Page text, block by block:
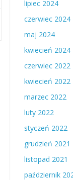
lipiec 2024
czerwiec 2024
maj 2024
kwiecień 2024
czerwiec 2022
kwiecień 2022
marzec 2022
luty 2022
styczeń 2022
grudzień 2021
listopad 2021
październik